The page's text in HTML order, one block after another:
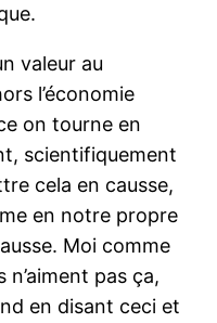
valeur au
l’économie
on tourne en
scientifiquement
cela en causse,
en notre propre
Moi comme
pas ça,
en disant ceci et